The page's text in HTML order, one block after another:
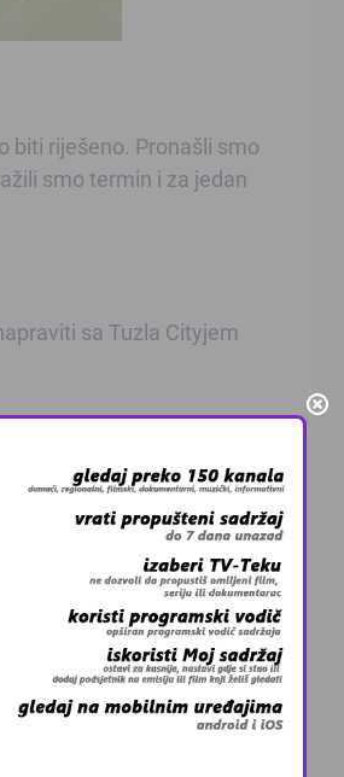
biti riješeno. Pronašli smo
smo termin i za jedan
sa Tuzla Cityjem
Vojvodića je u šesnaestini
nepoželjan.